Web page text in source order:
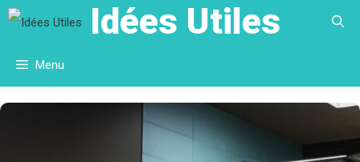
Aller
contenu
Idées Utiles
Menu